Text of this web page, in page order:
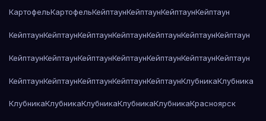
КартофельКартофельКейптаунКейптаунКейптаунКейптаун
КейптаунКейптаунКейптаунКейптаунКейптаунКейптаунКейптаун
КейптаунКейптаунКейптаунКейптаунКейптаунКейптаунКейптаун
КейптаунКейптаунКейптаунКейптаунКейптаунКлубникаКлубника
КлубникаКлубникаКлубникаКлубникаКлубникаКрасноярск